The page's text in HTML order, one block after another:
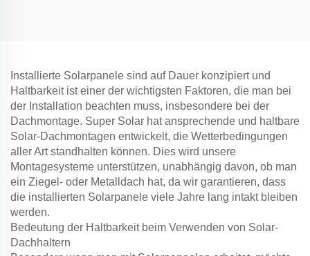
Installierte Solarpanele sind auf Dauer konzipiert und
Haltbarkeit ist einer der wichtigsten Faktoren, die man bei
der Installation beachten muss, insbesondere bei der
Dachmontage. Super Solar hat ansprechende und haltbare
Solar-Dachmontagen entwickelt, die Wetterbedingungen
aller Art standhalten können. Dies wird unsere
Montagesysteme unterstützen, unabhängig davon, ob man
ein Ziegel- oder Metalldach hat, da wir garantieren, dass
die installierten Solarpanele viele Jahre lang intakt bleiben
werden.
Bedeutung der Haltbarkeit beim Verwenden von Solar-
Dachhaltern